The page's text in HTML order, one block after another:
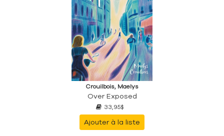
Crouilbois, Maelys
Over Exposed
33,95$
Ajouter à la liste